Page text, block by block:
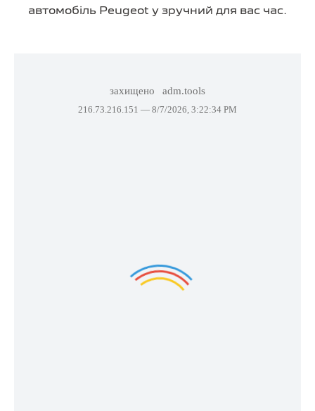
автомобіль Peugeot у зручний для вас час.